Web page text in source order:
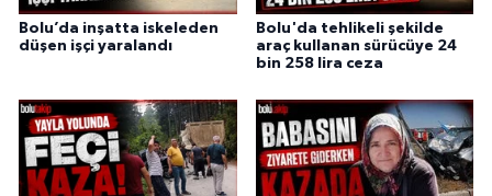
Bolu’da inşatta iskeleden
düşen işçi yaralandı
Bolu'da tehlikeli şekilde
araç kullanan sürücüye 24
bin 258 lira ceza